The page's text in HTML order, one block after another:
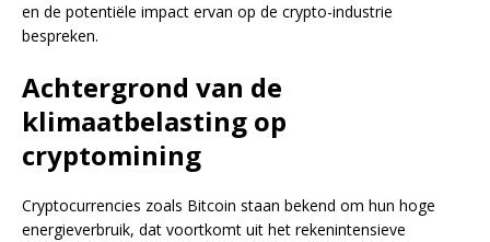
en de potentiële impact ervan op de crypto-industrie
bespreken.
Achtergrond van de
klimaatbelasting op
cryptomining
Cryptocurrencies zoals Bitcoin staan bekend om hun hoge
energieverbruik, dat voortkomt uit het rekenintensieve